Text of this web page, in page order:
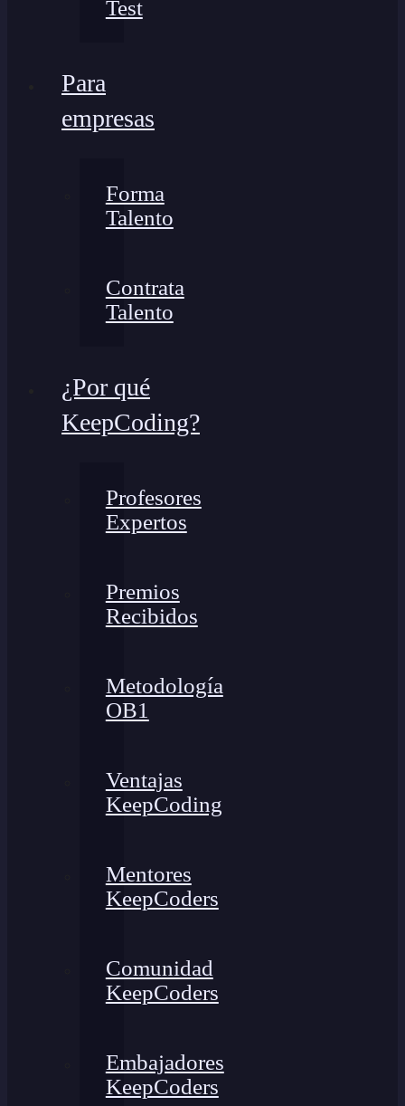
Test
Para
empresas
Forma
Talento
Contrata
Talento
¿Por qué
KeepCoding?
Profesores
Expertos
Premios
Recibidos
Metodología
OB1
Ventajas
KeepCoding
Mentores
KeepCoders
Comunidad
KeepCoders
Embajadores
KeepCoders